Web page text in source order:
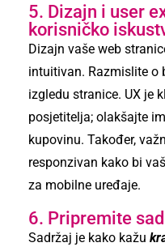
5. Dizajn i user
korisničko
Dizajn vaše web
intuitivan. Razmislite o
izgledu stranice. UX je
posjetitelja; olakšajte
kupovinu. Također,
responzivan kako bi
za mobilne uređaje.
6. Pripremite
Sadržaj je kako kažu